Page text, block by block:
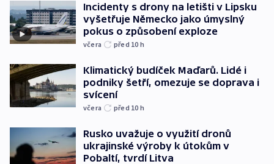
Incidenty s drony na letišti v Lipsku
vyšetřuje Německo jako úmyslný
pokus o způsobení exploze
včera před 10 h
Klimatický budíček Maďarů. Lidé i
podniky šetří, omezuje se doprava i
svícení
včera před 10 h
Rusko uvažuje o využití dronů
ukrajinské výroby k útokům v
Pobaltí, tvrdí Litva